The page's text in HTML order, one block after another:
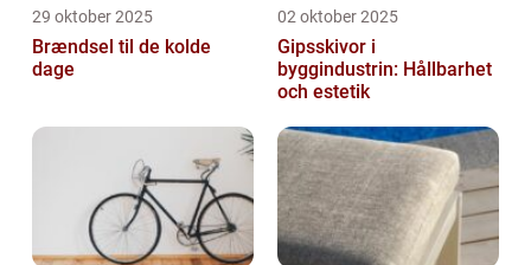
29 oktober 2025
Brændsel til de kolde
dage
02 oktober 2025
Gipsskivor i
byggindustrin: Hållbarhet
och estetik